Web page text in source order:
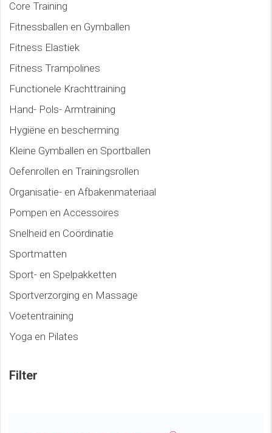
Core Training
Fitnessballen en Gymballen
Fitness Elastiek
Fitness Trampolines
Functionele Krachttraining
Hand- Pols- Armtraining
Hygiëne en bescherming
Kleine Gymballen en Sportballen
Oefenrollen en Trainingsrollen
Organisatie- en Afbakenmateriaal
Pompen en Accessoires
Snelheid en Coördinatie
Sportmatten
Sport- en Spelpakketten
Sportverzorging en Massage
Voetentraining
Yoga en Pilates
Filter